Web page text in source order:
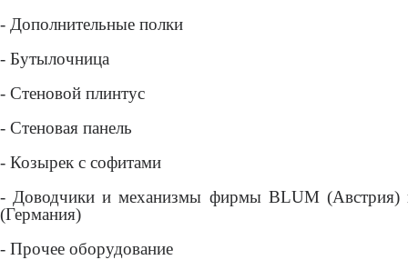
- Дополнительные полки
- Бутылочница
- Стеновой плинтус
- Стеновая панель
- Козырек с софитами
- Доводчики и механизмы фирмы BLUM (Австрия)
(Германия)
- Прочее оборудование